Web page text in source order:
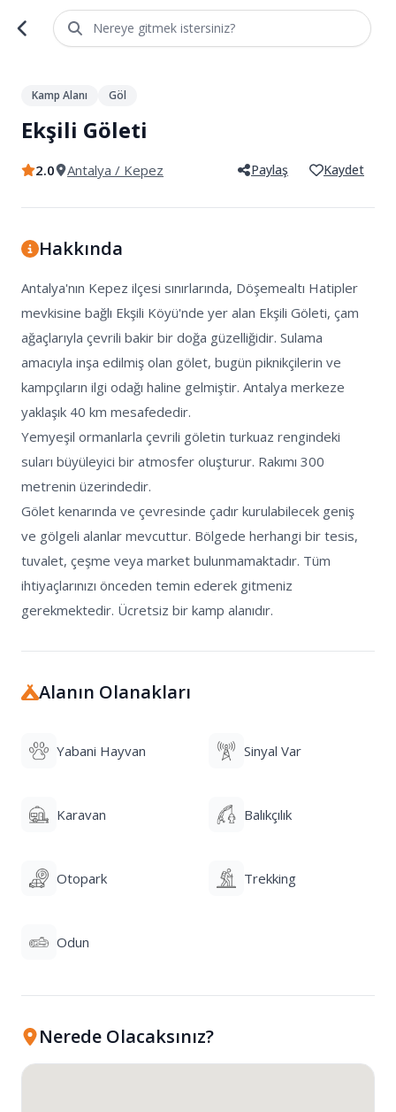
Nereye gitmek istersiniz?
/3
Kamp Alanı Göl
Ekşili Göleti
2.0 Antalya / Kepez Paylaş Kaydet
Hakkında
Antalya'nın Kepez ilçesi sınırlarında, Döşemealtı Hatipler
mevkisine bağlı Ekşili Köyü'nde yer alan Ekşili Göleti, çam
ağaçlarıyla çevrili bakir bir doğa güzelliğidir. Sulama
amacıyla inşa edilmiş olan gölet, bugün piknikçilerin ve
kampçıların ilgi odağı haline gelmiştir. Antalya merkeze
yaklaşık 40 km mesafededir.
Yemyeşil ormanlarla çevrili göletin turkuaz rengindeki
suları büyüleyici bir atmosfer oluşturur. Rakımı 300
metrenin üzerindedir.
Gölet kenarında ve çevresinde çadır kurulabilecek geniş
ve gölgeli alanlar mevcuttur. Bölgede herhangi bir tesis,
tuvalet, çeşme veya market bulunmamaktadır. Tüm
ihtiyaçlarınızı önceden temin ederek gitmeniz
gerekmektedir. Ücretsiz bir kamp alanıdır.
Alanın Olanakları
Yabani Hayvan Sinyal Var
Karavan Balıkçılık
Otopark Trekking
Odun
Nerede Olacaksınız?